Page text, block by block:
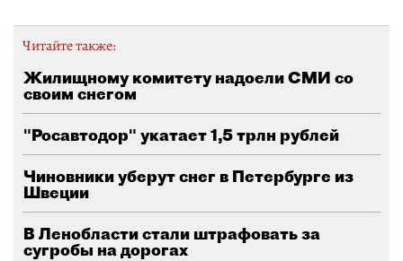
Читайте также:
Жилищному комитету надоели СМИ со
своим снегом
"Росавтодор" укатает 1,5 трлн рублей
Чиновники уберут снег в Петербурге из
Швеции
В Ленобласти стали штрафовать за
сугробы на дорогах